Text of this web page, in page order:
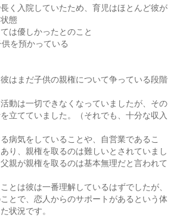
く入院していたため、育児はほとんど彼が
態
は優しかったとのこと
を預かっている
はまだ子供の親権について争っている段階
動は一切できなくなっていましたが、その
立てていました。（それでも、十分な収入
病気をしていることや、自営業であるこ
り、親権を取るのは難しいとされていまし
親が親権を取るのは基本無理だと言われて
とは彼は一番理解しているはずでしたが、
とで、恋人からのサポートがあるという体
状況です。